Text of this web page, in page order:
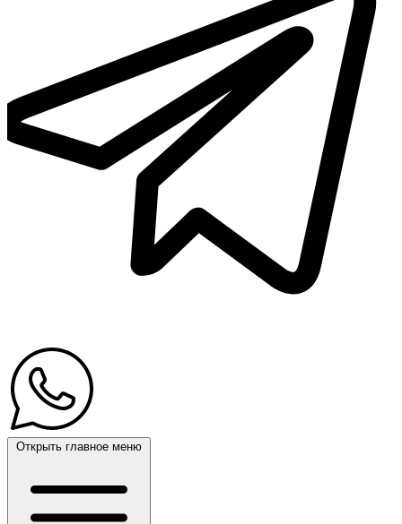
Открыть главное меню